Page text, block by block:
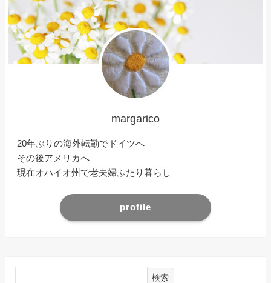
margarico
20年ぶりの海外転勤でドイツへ
その後アメリカへ
現在オハイオ州で老夫婦ふたり暮らし
profile
検索